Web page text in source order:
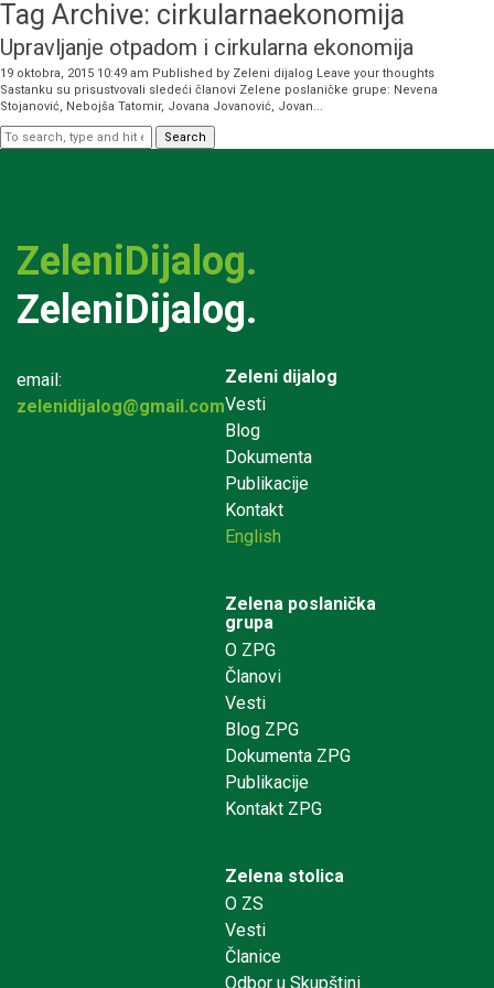
Tag Archive: cirkularnaekonomija
Upravljanje otpadom i cirkularna ekonomija
19 oktobra, 2015 10:49 am Published by Zeleni dijalog Leave your thoughts
Sastanku su prisustvovali sledeći članovi Zelene poslaničke grupe: Nevena
Stojanović, Nebojša Tatomir, Jovana Jovanović, Jovan...
Search
ZeleniDijalog.
ZeleniDijalog.
email:
zelenidijalog@gmail.com
Zeleni dijalog
Vesti
Blog
Dokumenta
Publikacije
Kontakt
English
Zelena poslanička
grupa
O ZPG
Članovi
Vesti
Blog ZPG
Dokumenta ZPG
Publikacije
Kontakt ZPG
Zelena stolica
O ZS
Vesti
Članice
Odbor u Skupštini